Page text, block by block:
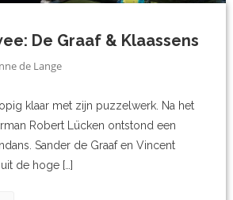
De Graaf & Klaassens
de Lange
klaar met zijn puzzelwerk. Na het
Robert Lücken ontstond een
Sander de Graaf en Vincent
de hoge […]